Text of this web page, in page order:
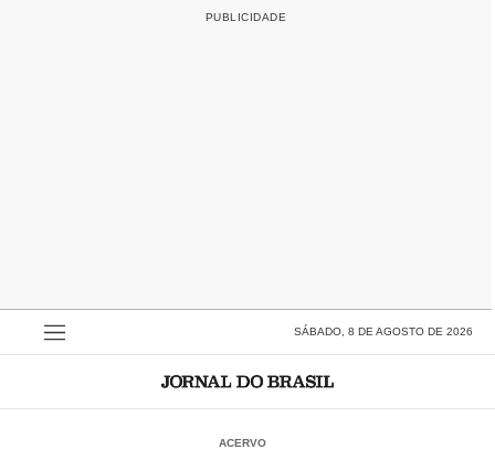
SÁBADO, 8 DE AGOSTO DE 2026
ACERVO